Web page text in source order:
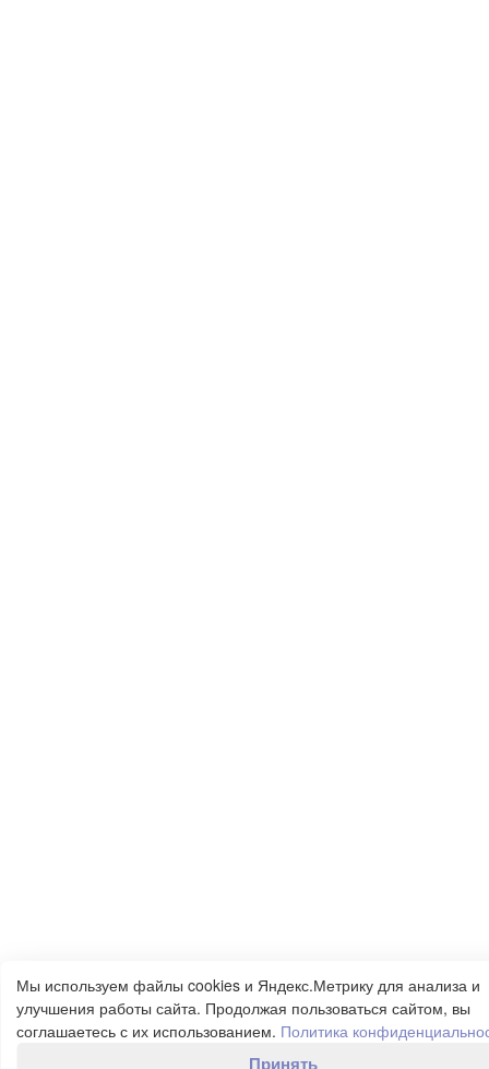
Мы используем файлы cookies и Яндекс.Метрику для анализа и
улучшения работы сайта. Продолжая пользоваться сайтом, вы
соглашаетесь с их использованием. Политика
Принять